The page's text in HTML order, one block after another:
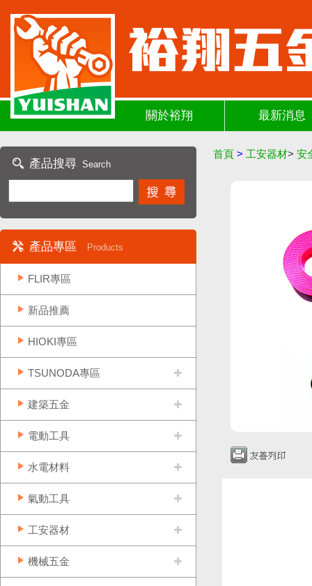
關於裕翔 最新消息
產品搜尋 Search
產品專區 Products
FLIR專區
新品推薦
HIOKI專區
TSUNODA專區
建築五金
電動工具
水電材料
氣動工具
工安器材
機械五金
首頁 > 工安器材> 安